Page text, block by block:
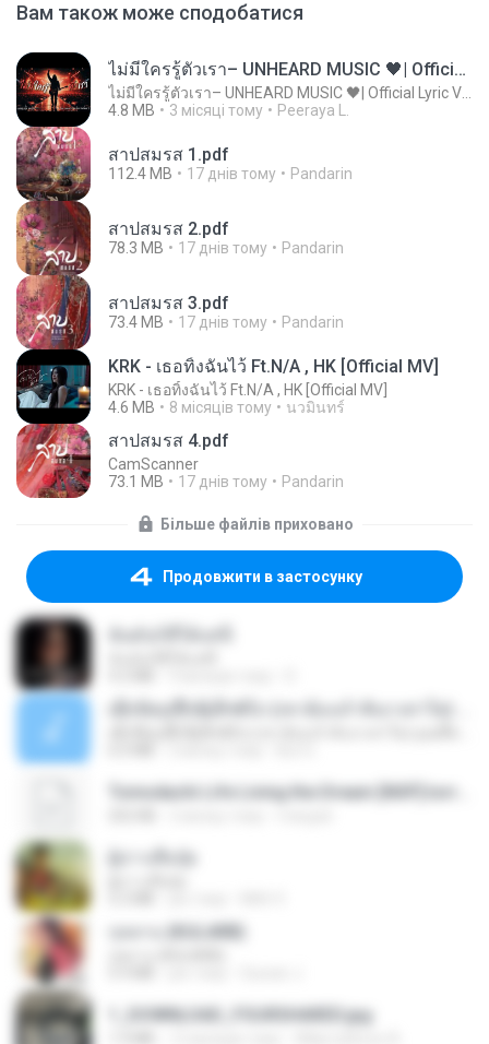
Вам також може сподобатися
ไม่มีใครรู้ตัวเรา– UNHEARD MUSIC 🖤| Official Lyric Video | เพลงสู้ชีวิต
4.8 MB
3 місяці тому Peeraya L.
สาปสมรส 1.pdf
112.4 MB 17 днів тому Pandarin
สาปสมรส 2.pdf
78.3 MB 17 днів тому Pandarin
สาปสมรส 3.pdf
73.4 MB 17 днів тому Pandarin
KRK - เธอทิ้งฉันไว้ Ft.N/A , HK [Official MV]
KRK - เธอทิ้งฉันไว้ Ft.N/A , HK [Official MV]
4.6 MB
8 місяців тому นวมินทร์
สาปสมรส 4.pdf
CamScanner
73.1 MB
17 днів тому Pandarin
Більше файлів приховано
Продовжити в застосунку
กุหลาบ (KULARB)
1_DOWNLOAD_FOURSHARED.jpg